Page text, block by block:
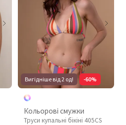
Вигідніше від 2 од! -60%
Кольорові смужки
Труси купальні бікіні 405CS